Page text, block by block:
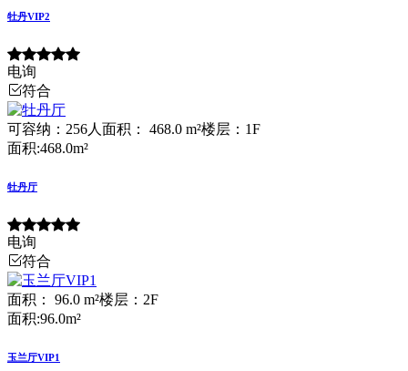
牡丹VIP2
电询
符合
可容纳：256人 面积： 468.0 m²楼层：1F
面积:468.0m²
牡丹厅
电询
符合
面积： 96.0 m²楼层：2F
面积:96.0m²
玉兰厅VIP1